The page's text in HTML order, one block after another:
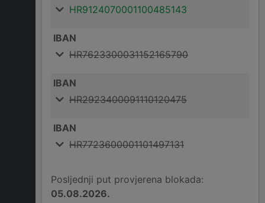
HR9124070001100485143
IBAN
HR7623300031152165790
IBAN
HR2923400091110120475
IBAN
HR7723600001101497131
Posljednji put provjerena blokada:
05.08.2026.